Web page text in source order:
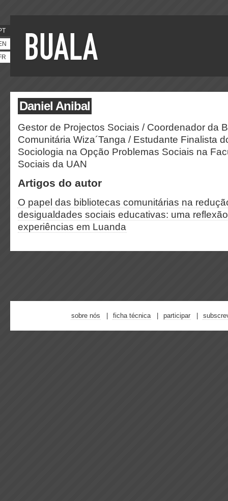
Daniel Anibal
Gestor de Projectos Sociais / Coordenador da
Comunitária Wiza´Tanga / Estudante Finalista
Sociologia na Opção Problemas Sociais na
Sociais da UAN
Artigos do autor
O papel das bibliotecas comunitárias na
desigualdades sociais educativas: uma
experiências em Luanda
sobre nós ficha técnica participar